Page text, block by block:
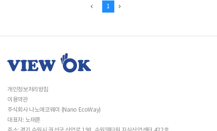
1
개인정보처리방침
이용약관
주식회사 나노에코웨이 (Nano EcoWay)
대표자: 노태훈